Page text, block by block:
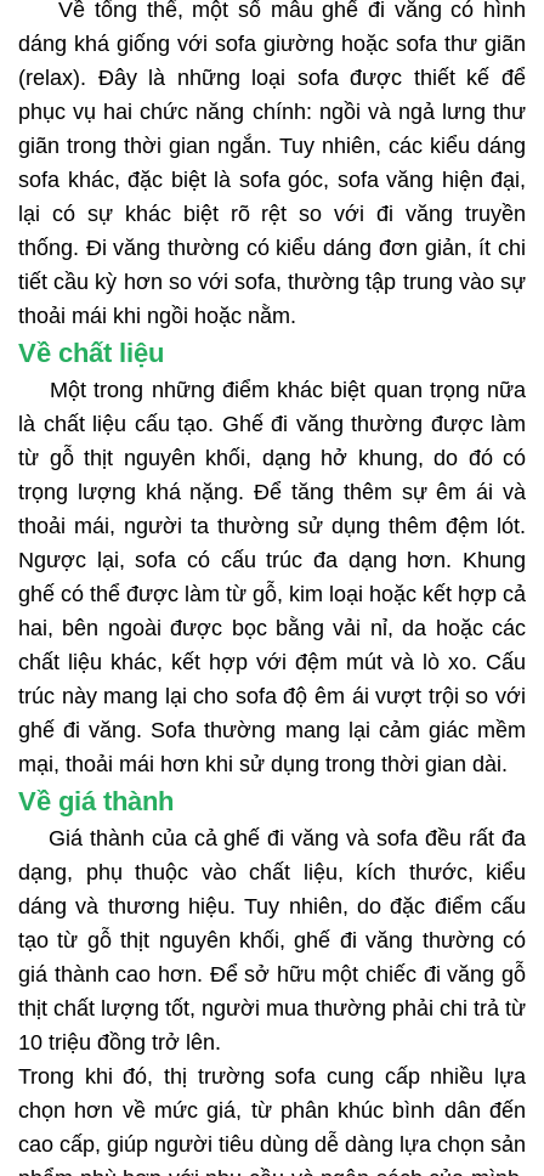
Về tổng thể, một số mẫu ghế đi văng có hình
dáng khá giống với sofa giường hoặc sofa thư giãn
(relax). Đây là những loại sofa được thiết kế để
phục vụ hai chức năng chính: ngồi và ngả lưng thư
giãn trong thời gian ngắn. Tuy nhiên, các kiểu dáng
sofa khác, đặc biệt là sofa góc, sofa văng hiện đại,
lại có sự khác biệt rõ rệt so với đi văng truyền
thống. Đi văng thường có kiểu dáng đơn giản, ít chi
tiết cầu kỳ hơn so với sofa, thường tập trung vào sự
thoải mái khi ngồi hoặc nằm.
Về chất liệu
Một trong những điểm khác biệt quan trọng nữa
là chất liệu cấu tạo. Ghế đi văng thường được làm
từ gỗ thịt nguyên khối, dạng hở khung, do đó có
trọng lượng khá nặng. Để tăng thêm sự êm ái và
thoải mái, người ta thường sử dụng thêm đệm lót.
Ngược lại, sofa có cấu trúc đa dạng hơn. Khung
ghế có thể được làm từ gỗ, kim loại hoặc kết hợp cả
hai, bên ngoài được bọc bằng vải nỉ, da hoặc các
chất liệu khác, kết hợp với đệm mút và lò xo. Cấu
trúc này mang lại cho sofa độ êm ái vượt trội so với
ghế đi văng. Sofa thường mang lại cảm giác mềm
mại, thoải mái hơn khi sử dụng trong thời gian dài.
Về giá thành
Giá thành của cả ghế đi văng và sofa đều rất đa
dạng, phụ thuộc vào chất liệu, kích thước, kiểu
dáng và thương hiệu. Tuy nhiên, do đặc điểm cấu
tạo từ gỗ thịt nguyên khối, ghế đi văng thường có
giá thành cao hơn. Để sở hữu một chiếc đi văng gỗ
thịt chất lượng tốt, người mua thường phải chi trả từ
10 triệu đồng trở lên.
Trong khi đó, thị trường sofa cung cấp nhiều lựa
chọn hơn về mức giá, từ phân khúc bình dân đến
cao cấp, giúp người tiêu dùng dễ dàng lựa chọn sản